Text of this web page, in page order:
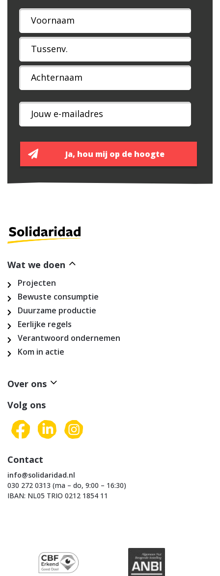
Naam
*
Wat we doen
Projecten
Bewuste consumptie
Duurzame productie
Eerlijke regels
Verantwoord ondernemen
Kom in actie
Over ons
Volg ons
Contact
info@solidaridad.nl
030 272 0313 (ma – do, 9:00 – 16:30)
IBAN: NL05 TRIO 0212 1854 11